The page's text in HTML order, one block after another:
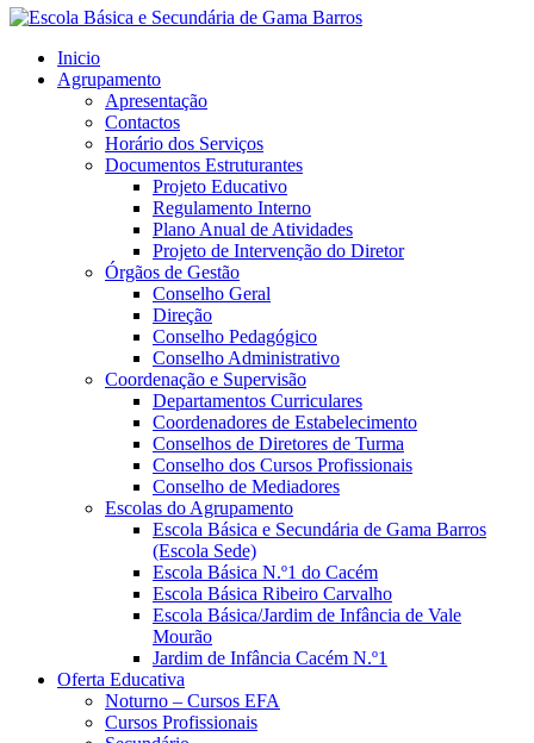
Inicio
Agrupamento
Apresentação
Contactos
Horário dos Serviços
Documentos Estruturantes
Projeto Educativo
Regulamento Interno
Plano Anual de Atividades
Projeto de Intervenção do Diretor
Órgãos de Gestão
Conselho Geral
Direção
Conselho Pedagógico
Conselho Administrativo
Coordenação e Supervisão
Departamentos Curriculares
Coordenadores de Estabelecimento
Conselhos de Diretores de Turma
Conselho dos Cursos Profissionais
Conselho de Mediadores
Escolas do Agrupamento
Escola Básica e Secundária de Gama Barros
(Escola Sede)
Escola Básica N.º1 do Cacém
Escola Básica Ribeiro Carvalho
Escola Básica/Jardim de Infância de Vale
Mourão
Jardim de Infância Cacém N.º1
Oferta Educativa
Noturno – Cursos EFA
Cursos Profissionais